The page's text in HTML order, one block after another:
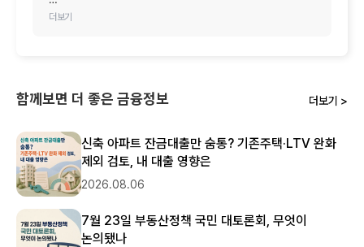
소중한 시간 내어 최고의 찬사가 담긴 후기를 남겨주셔서
저희에게는 이보다 더 큰 영광과 기쁨이 없습니다. 고객님이
보여주신 굳건한 신뢰에 가슴 깊이 감동을 느낍니다. 🤝
앞으로도 고객님과 추천받아 오시는 모든 분들께 늘 가장
정확하고 편리한 최적의 금융 솔루션을 제공해 드릴 수 있도록
최선을 다하겠습니다. 금융 관련 도움이 필요하실 땐 언제든
편하게 뱅크몰을 찾아주세요.
오늘 하루도 행복과 즐거운 일들만 가득하시길 진심으로
응원합니다. 감사합니다!
더보기
함께보면 더 좋은 금융정보 더보기 >
신축 아파트 잔금대출만 숨통? 기존주택·LTV 완화
제외 검토, 내 대출 영향은
2026.08.06
7월 23일 부동산정책 국민 대토론회, 무엇이
논의됐나